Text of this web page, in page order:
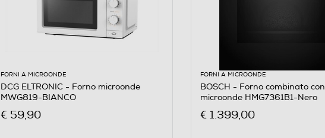
FORNI A MICROONDE
DCG ELTRONIC - Forno microonde
MWG819-BIANCO
€ 59,90
FORNI A MICROONDE
BOSCH - Forno combinato con
microonde HMG7361B1-Nero
€ 1.399,00